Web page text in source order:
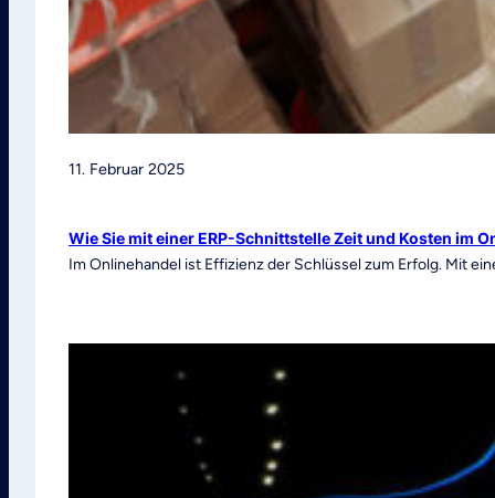
11. Februar 2025
Wie Sie mit einer ERP-Schnittstelle Zeit und Kosten im
Im Onlinehandel ist Effizienz der Schlüssel zum Erfolg. Mit